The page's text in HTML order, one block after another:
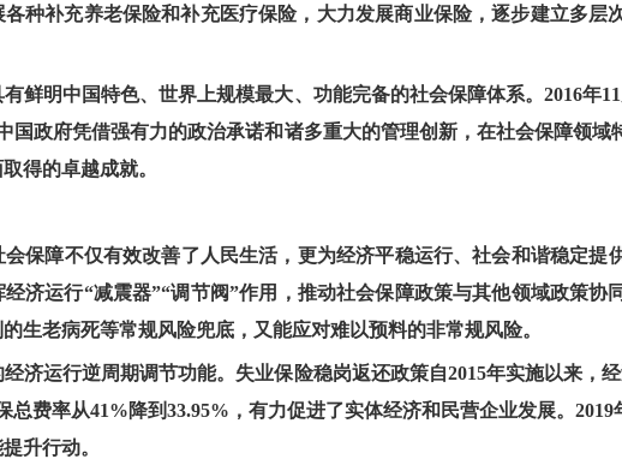
种补充养老保险和补充医疗保险，大力发展商业保险，逐步建立多层
鲜明中国特色、世界上规模最大、功能完备的社会保障体系。2016年
国政府凭借强有力的政治承诺和诸多重大的管理创新，在社会保障领
得的卓越成就。
保障不仅有效改善了人民生活，更为经济平稳运行、社会和谐稳定提
济运行“减震器”“调节阀”作用，推动社会保障政策与其他领域政策
生老病死等常规风险兜底，又能应对难以预料的非常规风险。
济运行逆周期调节功能。失业保险稳岗返还政策自2015年实施以来，
总费率从41%降到33.95%，有力促进了实体经济和民营企业发展。
升行动。